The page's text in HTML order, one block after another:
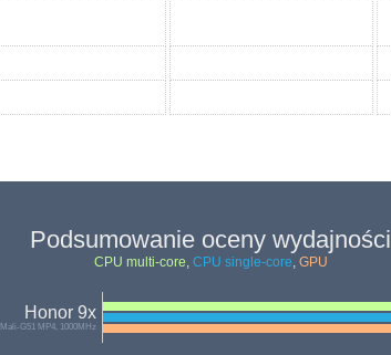
Podsumowanie oceny wydajności
CPU multi-core, CPU single-core, GPU
Honor 9x
G51 MP4, 1000MHz